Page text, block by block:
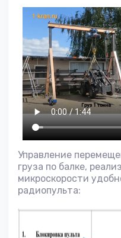
Управление
груза по балке,
микроскорости
радиопульта: